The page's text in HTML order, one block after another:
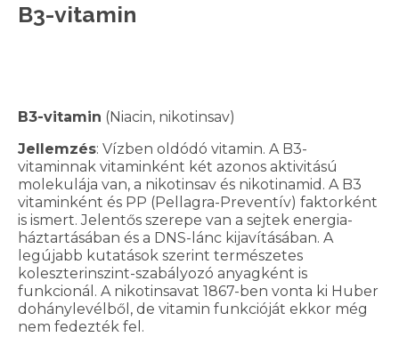
B3-vitamin
B3-vitamin (Niacin, nikotinsav)
Jellemzés: Vízben oldódó vitamin. A B3-
vitaminnak vitaminként két azonos aktivitású
molekulája van, a nikotinsav és nikotinamid. A B3
vitaminként és PP (Pellagra-Preventív) faktorként
is ismert. Jelentős szerepe van a sejtek energia-
háztartásában és a DNS-lánc kijavításában. A
legújabb kutatások szerint természetes
koleszterinszint-szabályozó anyagként is
funkcionál. A nikotinsavat 1867-ben vonta ki Huber
dohánylevélből, de vitamin funkcióját ekkor még
nem fedezték fel.